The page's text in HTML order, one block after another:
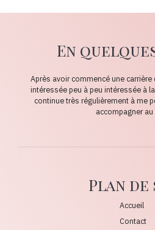
En
Après avoir commencé une
intéressée peu à peu intéressée à
continue très régulièrement à me
accompagner au
Plan
Accueil
Contact